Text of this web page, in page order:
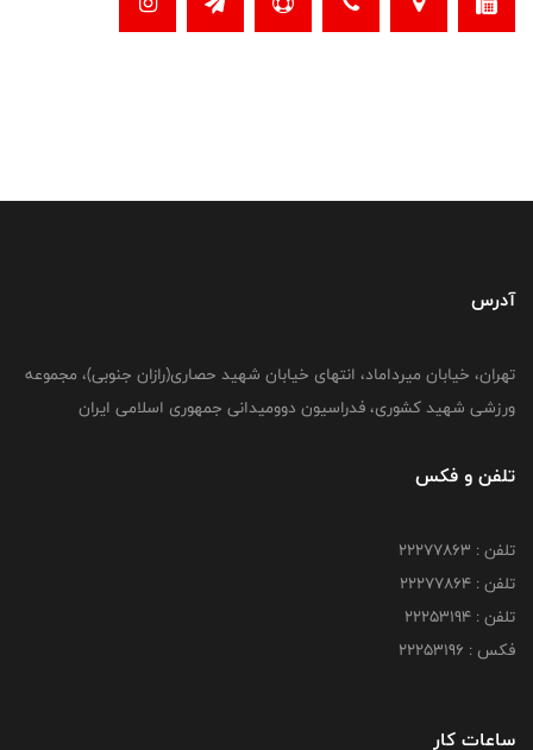
آدرس
تهران، خیابان میرداماد، انتهای خیابان شهید حصاری(رازان جنوبی)، مجموعه
ورزشی شهید کشوری، فدراسیون دوومیدانی جمهوری اسلامی ایران
تلفن و فکس
تلفن : 22277863
تلفن : 22277864
تلفن : 22253194
فکس : 22253196
ساعات کار